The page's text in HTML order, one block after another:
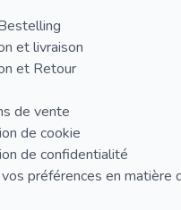
et livraison
et Retour
de vente
de cookie
de confidentialité
préférences en matière